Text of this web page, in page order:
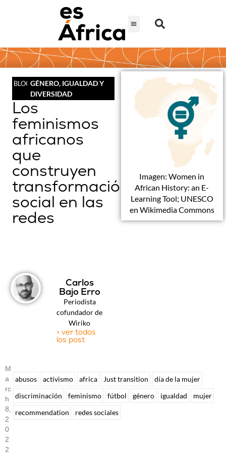
BLOGGÉNERO, IGUALDAD Y
DIVERSIDAD
Los
feminismos
africanos
que
construyen
transformación
social en las
redes
Imagen: Women in
African History: an E-
Learning Tool; UNESCO
en Wikimedia Commons
Carlos
Bajo Erro
Periodista
cofundador de
Wiriko
> ver todos
los post
M
A
Rc
H
8,
2
0
2
2
abusos activismo africa Just transition
día de la mujer
discriminación
feminismo fútbol género igualdad
mujer
recommendation
redes sociales